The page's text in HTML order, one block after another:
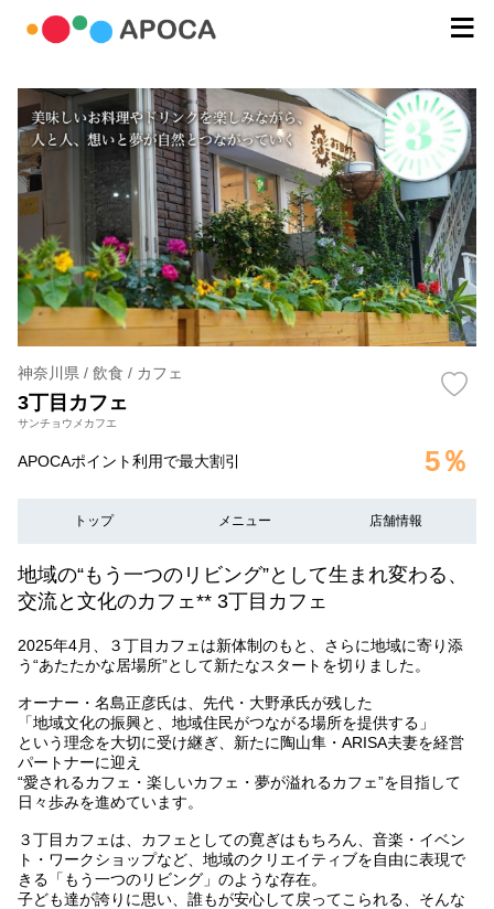
神奈川県 / 飲食 / カフェ
3丁目カフェ
サンチョウメカフエ
APOCAポイント利用で最大割引 5％
トップ メニュー 店舗情報
地域の“もう一つのリビング”として生まれ変わる、
交流と文化のカフェ** 3丁目カフェ
2025年4月、３丁目カフェは新体制のもと、さらに地域に寄り添
う“あたたかな居場所”として新たなスタートを切りました。
オーナー・名島正彦氏は、先代・大野承氏が残した
「地域文化の振興と、地域住民がつながる場所を提供する」
という理念を大切に受け継ぎ、新たに陶山隼・ARISA夫妻を経営
パートナーに迎え
“愛されるカフェ・楽しいカフェ・夢が溢れるカフェ”を目指して
日々歩みを進めています。
３丁目カフェは、カフェとしての寛ぎはもちろん、音楽・イベン
ト・ワークショップなど、地域のクリエイティブを自由に表現で
きる「もう一つのリビング」のような存在。
子ども達が誇りに思い、誰もが安心して戻ってこられる、そんな